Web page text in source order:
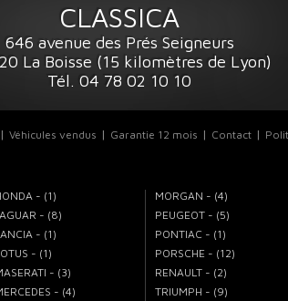
CLASSICA
646 avenue des Prés Seigneurs
La Boisse (15 kilomètres de Lyon)
Tél. 04 78 02 10 10
Véhicules vendus Garantie 12 mois Contact
- (1)
- (8)
- (1)
- (1)
- (3)
- (4)
MORGAN - (4)
PEUGEOT - (5)
PONTIAC - (1)
PORSCHE - (12)
RENAULT - (2)
TRIUMPH - (9)